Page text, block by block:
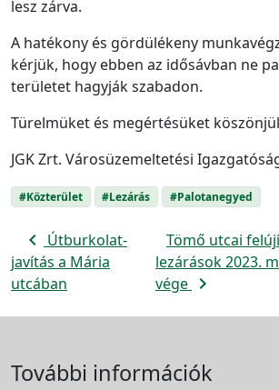
lesz zárva.
A hatékony és gördülékeny
kérjük, hogy ebben az idősávban ne
területet hagyják szabadon.
Türelmüket és megértésüket
JGK Zrt. Városüzemeltetési
#Közterület #Lezárás #Palotanegyed
navigate_before Útburkolat-
javítás a Mária
utcában
Tömő utcai
lezárások 2023.
vége navigate_next
További információk